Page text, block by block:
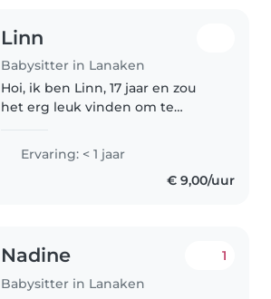
Linn
Babysitter in Lanaken
Hoi, ik ben Linn, 17 jaar en zou
het erg leuk vinden om te
Maastricht naar de middelbare
school om mijn havo diploma te
halen. Daarna wil ik graag..
Ervaring: < 1 jaar
€ 9,00/uur
Nadine
Babysitter in Lanaken
1